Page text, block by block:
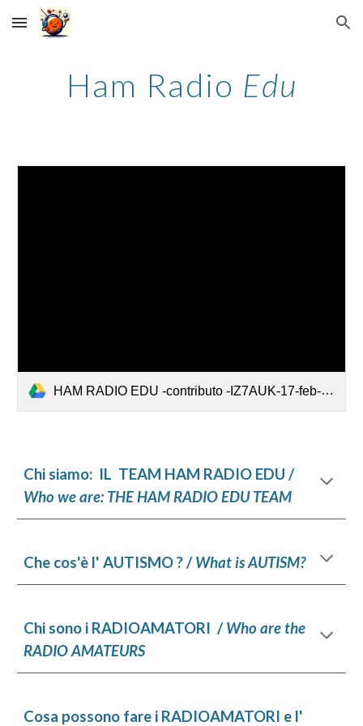
Skip to main content Skip to navigation
Ham Radio Edu
HAM RADIO EDU -contributo -IZ7AUK-17-feb-2024.pdf
Chi siamo: IL TEAM HAM RADIO EDU /
Who we are: THE HAM RADIO EDU TEAM
Che cos'è l' AUTISMO ? /What is AUTISM?
Chi sono i RADIOAMATORI /Who are the
RADIO AMATEURS
Cosa possono fare i RADIOAMATORI e l'